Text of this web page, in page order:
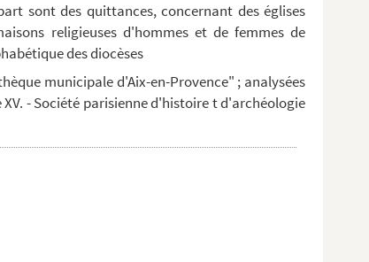
sont des quittances, concernant des églises
religieuses d'hommes et de femmes de
des diocèses
municipale d'Aix-en-Provence" ; analysées
XV. - Société parisienne d'histoire t d'archéologie